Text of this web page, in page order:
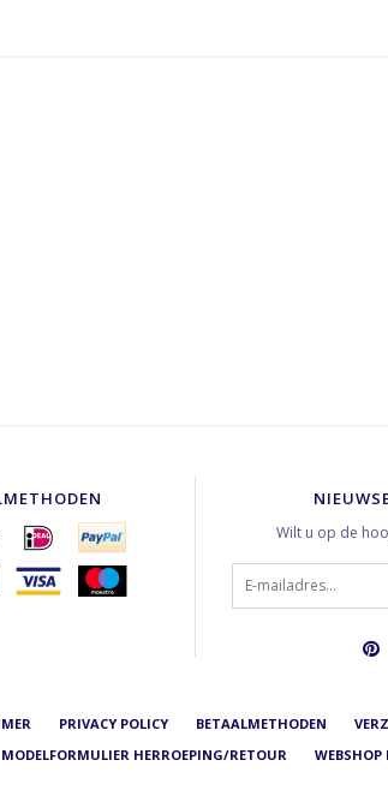
Wilt u op de
PRIVACY POLICY BETAALMETHODEN
MODELFORMULIER HERROEPING/RETOUR WEBSHOP